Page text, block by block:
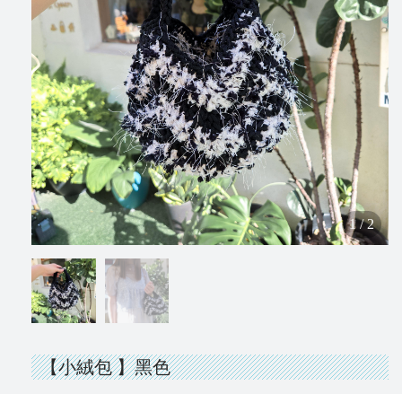
1/2
【小絨包 】黑色